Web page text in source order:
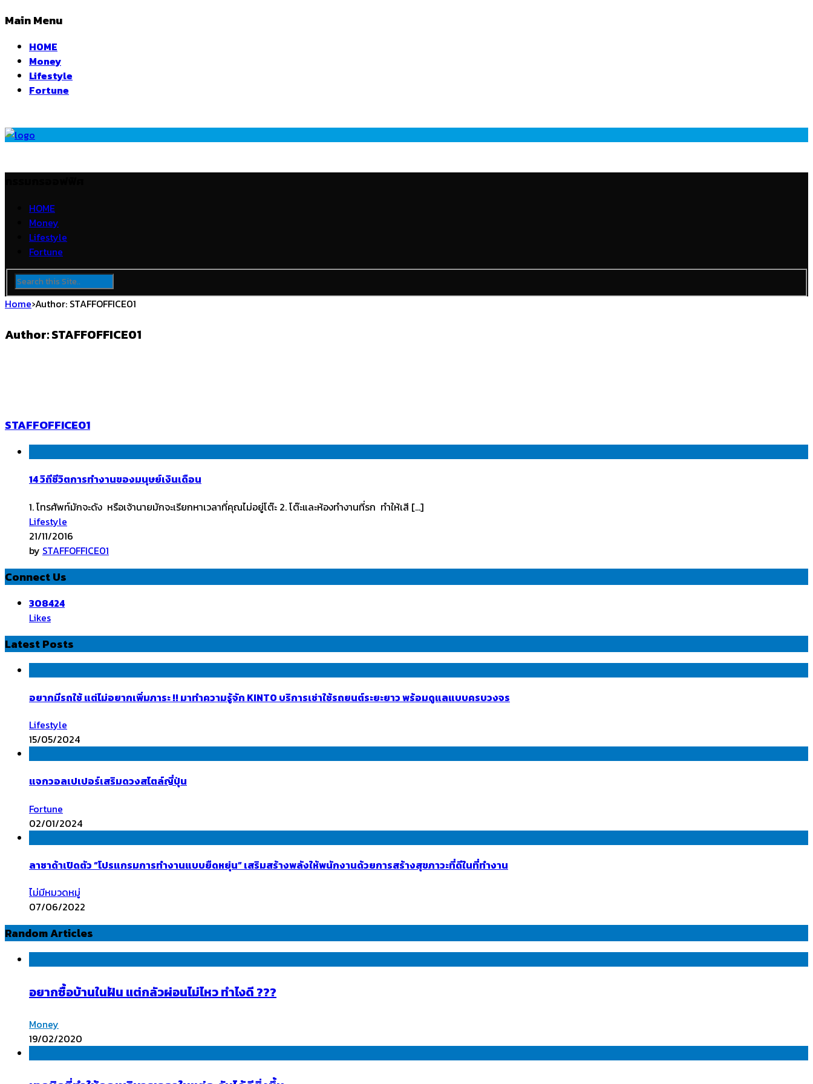
Main Menu
HOME
Money
Lifestyle
Fortune
HOME
Money
Lifestyle
Fortune
Home›Author: STAFFOFFICE01
Author: STAFFOFFICE01
STAFFOFFICE01
14 วิถีชีวิตการทำงานของมนุษย์เงินเดือน
1. โทรศัพท์มักจะดัง หรือเจ้านายมักจะเรียกหาเวลาที่คุณไม่อยู่โต๊ะ 2. โต๊ะและห้องทำงานที่รก ทำให้เสี […]
Lifestyle
21/11/2016
by STAFFOFFICE01
Connect Us
308424
Likes
Latest Posts
อยากมีรถใช้ แต่ไม่อยากเพิ่มภาระ !! มาทำความรู้จัก KINTO บริการเช่าใช้รถยนต์ระยะยาว พร้อมดูแลแบบครบวงจร
Lifestyle
15/05/2024
แจกวอลเปเปอร์เสริมดวงสไตล์ญี่ปุ่น
Fortune
02/01/2024
ลาซาด้าเปิดตัว “โปรแกรมการทำงานแบบยืดหยุ่น” เสริมสร้างพลังให้พนักงานด้วยการสร้างสุขภาวะที่ดีในที่ทำงาน
ไม่มีหมวดหมู่
07/06/2022
Random Articles
อยากซื้อบ้านในฝัน แต่กลัวผ่อนไม่ไหว ทำไงดี ???
Money
19/02/2020